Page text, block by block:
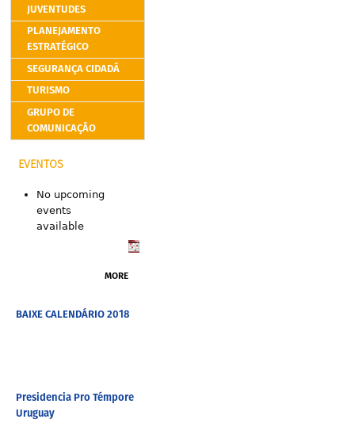
JUVENTUDES
PLANEJAMENTO
ESTRATÉGICO
SEGURANÇA CIDADÃ
TURISMO
GRUPO DE
COMUNICAÇÃO
EVENTOS
No upcoming
events
available
MORE
BAIXE CALENDÁRIO 2018
Presidencia Pro Témpore
Uruguay